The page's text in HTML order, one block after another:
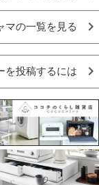
マの一覧を見る
を投稿するには